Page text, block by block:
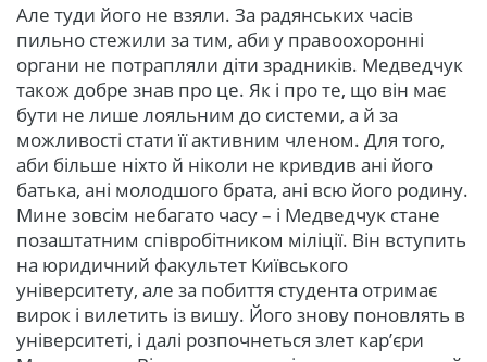
Але туди його не взяли. За радянських часів
пильно стежили за тим, аби у правоохоронні
органи не потрапляли діти зрадників. Медведчук
також добре знав про це. Як і про те, що він має
бути не лише лояльним до системи, а й за
можливості стати її активним членом. Для того,
аби більше ніхто й ніколи не кривдив ані його
батька, ані молодшого брата, ані всю його родину.
Мине зовсім небагато часу – і Медведчук стане
позаштатним співробітником міліції. Він вступить
на юридичний факультет Київського
університету, але за побиття студента отримає
вирок і вилетить із вишу. Його знову поновлять в
університеті, і далі розпочнеться злет кар’єри